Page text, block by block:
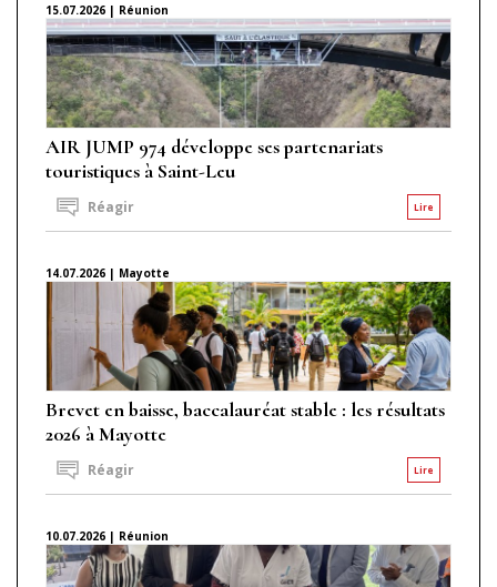
15.07.2026 | Réunion
AIR JUMP 974 développe ses partenariats
touristiques à Saint-Leu
Lire
Réagir
14.07.2026 | Mayotte
Brevet en baisse, baccalauréat stable : les résultats
2026 à Mayotte
Lire
Réagir
10.07.2026 | Réunion